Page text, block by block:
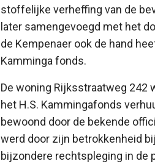
stoffelijke verheffing van de
later samengevoegd met het
de Kempenaer ook de hand
Kamminga fonds.
De woning Rijksstraatweg 242
het H.S. Kammingafonds
bewoond door de bekende
werd door zijn betrokkenheid
bijzondere rechtspleging in de